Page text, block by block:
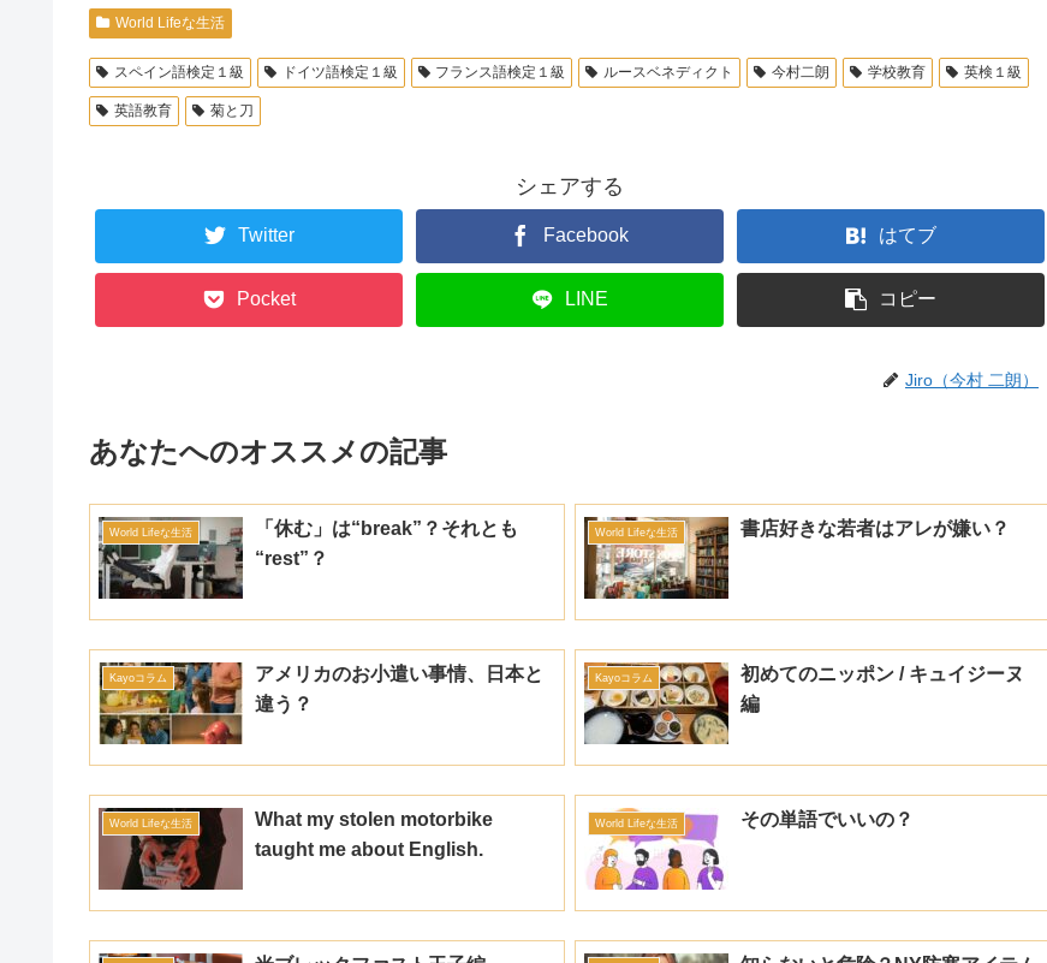
World Lifeな生活
スペイン語検定１級 ドイツ語検定１級 フランス語検定１級 ルースベネディクト 今村二朗 学校教育 英検１級
英語教育 菊と刀
シェアする
Twitter Facebook はてブ
Pocket LINE コピー
Jiro（今村 二朗）
あなたへのオススメの記事
World Lifeな生活
「休む」は“break”？それとも
“rest”？
World Lifeな生活 書店好きな若者はアレが嫌い？
Kayoコラム
アメリカのお小遣い事情、日本と
違う？
Kayoコラム
初めてのニッポン / キュイジーヌ
編
World Lifeな生活
What my stolen motorbike
taught me about English.
World Lifeな生活 その単語でいいの？